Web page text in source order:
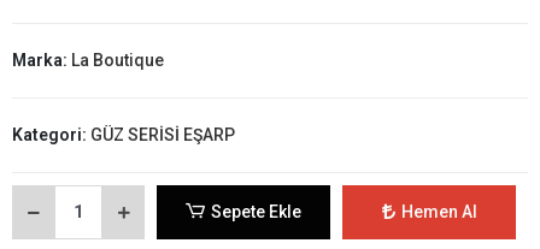
Marka: La Boutique
Kategori: GÜZ SERİSİ EŞARP
Sepete Ekle Hemen Al